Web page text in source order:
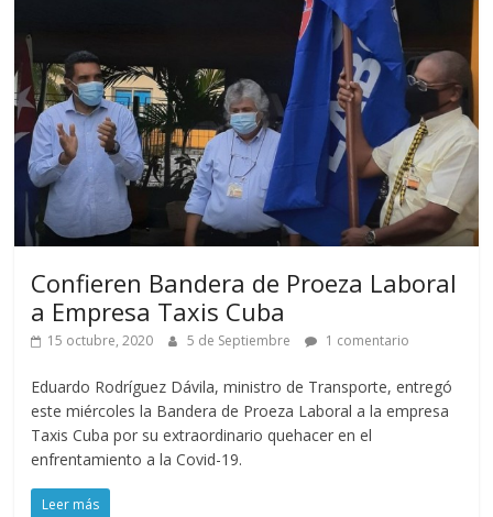
Confieren Bandera de Proeza Laboral
a Empresa Taxis Cuba
15 octubre, 2020 5 de Septiembre 1 comentario
Eduardo Rodríguez Dávila, ministro de Transporte, entregó
este miércoles la Bandera de Proeza Laboral a la empresa
Taxis Cuba por su extraordinario quehacer en el
enfrentamiento a la Covid-19.
Leer más